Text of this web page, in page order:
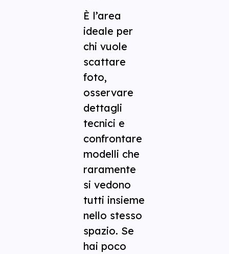
È l’area
ideale per
chi vuole
scattare
foto,
osservare
dettagli
tecnici e
confrontare
modelli che
raramente
si vedono
tutti insieme
nello stesso
spazio. Se
hai poco